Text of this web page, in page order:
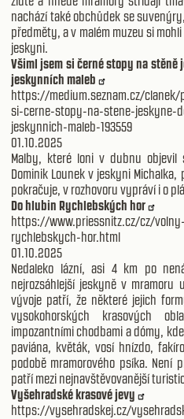
nachází také obchůdek se
předměty, a v malém muzeu si
jeskyni.
Všiml jsem si černé stopy na stěně
jeskynních maleb
https://medium.seznam.cz/
si-cerne-stopy-na-stene-jeskyne-
jeskynnich-maleb-193559
01.10.2025
Malby, které loni v dubnu objevil
Dominik Lounek v jeskyni
pokračuje, v rozhovoru vypráví i o
Do hlubin Rychlebských hor
https://www.priessnitz.cz/cz/
rychlebskych-hor.html
01.10.2025
Nedaleko lázní, asi 4 km po
nejrozsáhlejší jeskyně v mramoru
vývoje patří, že některé jejich
vysokohorských krasových
impozantními chodbami a dómy,
paviána, květák, vosí hnízdo,
podobě mramorového psíka. Není
patří mezi nejnavštěvovanější
Vyšehradské krasové jevy
https://vysehradskej.cz/